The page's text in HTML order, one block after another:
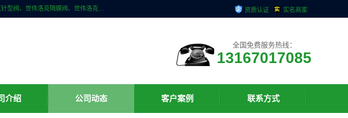
上海牧冶阀门有限公司是国内专业的世伟洛克（Swagelok）直接供应商咨询蔡工，主营世伟洛克球阀、世伟洛克针型阀、世伟洛克隔膜阀、世伟洛克旋塞阀、世伟洛克单向阀、世伟洛克接头、世伟洛克快速接头、世伟洛克卡套管、世伟洛克弯管器、世伟洛克工具等。 资质认证 实名商家
全国免费服务热线：
13167017085
介绍 公司动态 客户案例 联系方式